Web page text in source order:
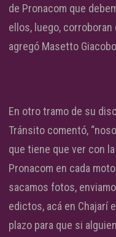
de Pronacom que
ellos, luego,
agregó Masetto
En otro tramo de su
Tránsito comentó,
que tiene que ver con
Pronacom en cada
sacamos fotos,
edictos, acá en Chajarí
plazo para que si